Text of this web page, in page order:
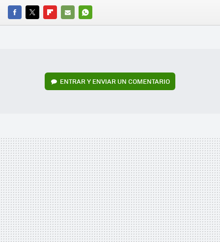
FACEBOOK
TWITTERFLIPBOARD
E-
WHATSAPP
ENTRAR Y ENVIAR UN COMENTARIO